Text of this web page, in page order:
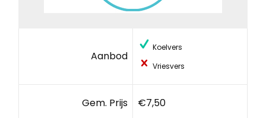
Aanbod
Koelvers
Vriesvers
Gem. Prijs €7,50